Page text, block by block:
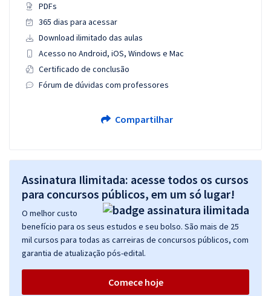
PDFs
365 dias para acessar
Download ilimitado das aulas
Acesso no Android, iOS, Windows e Mac
Certificado de conclusão
Fórum de dúvidas com professores
Compartilhar
Assinatura Ilimitada: acesse todos os cursos
para concursos públicos, em um só lugar!
O melhor custo
benefício para os seus estudos e seu bolso. São mais de 25
mil cursos para todas as carreiras de concursos públicos, com
garantia de atualização pós-edital.
Comece hoje